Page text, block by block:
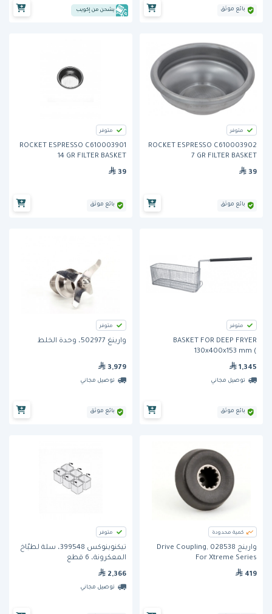
بائع موثق يشحن من إكويب
متوفر
ROCKET ESPRESSO C610003902
7 GR FILTER BASKET
39
بائع موثق
متوفر
ROCKET ESPRESSO C610003901
14 GR FILTER BASKET
39
بائع موثق
متوفر
BASKET FOR DEEP FRYER
130x400x153 mm (
35520800)من بيرتوز
1,345
توصيل مجاني
بائع موثق
متوفر
وارينغ 502977، وحدة الخلط
3,979
توصيل مجاني
بائع موثق
كمية محدودة
وارينج 028538 Drive Coupling,
For Xtreme Series
419
متوفر
تيكنوينوكس 399548، سلة لطبّاخ
المعكرونة، 6 قطع
2,366
توصيل مجاني